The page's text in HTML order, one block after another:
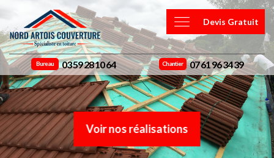
Devis Gratuit
Bureau 03 59 28 10 64 Chantier 07 61 96 34 39
Voir nos réalisations